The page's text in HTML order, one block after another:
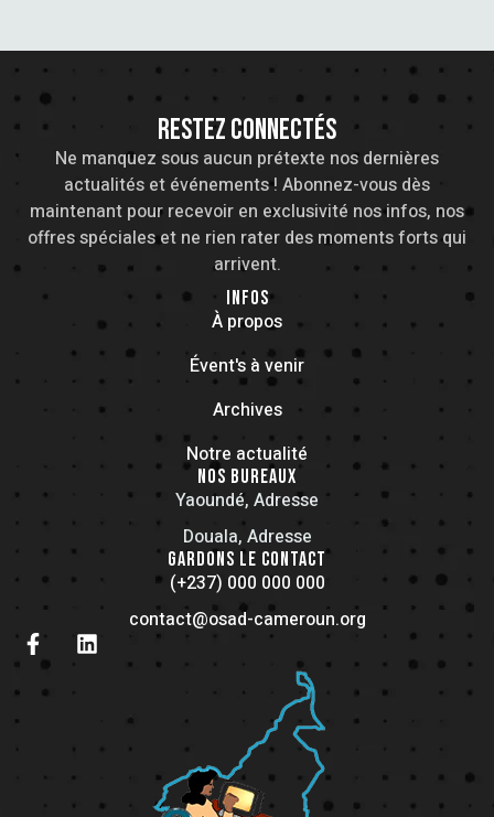
RESTEZ CONNECTÉS
Ne manquez sous aucun prétexte nos dernières
actualités et événements ! Abonnez-vous dès
maintenant pour recevoir en exclusivité nos infos, nos
offres spéciales et ne rien rater des moments forts qui
arrivent.
INFOS
À propos
Évent's à venir
Archives
Notre actualité
NOS BUREAUX
Yaoundé, Adresse
Douala, Adresse
GARDONS LE CONTACT
(+237) 000 000 000
contact@osad-cameroun.org